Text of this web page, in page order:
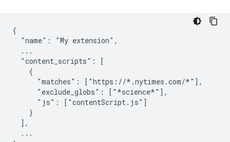
{
  "name": "My extension",
  ...
  "content_scripts": [
    {
      "matches": ["https://*.nytimes.com/*"],
      "exclude_globs": ["*science*"],
      "js": ["contentScript.js"]
    }
  ],
  ...